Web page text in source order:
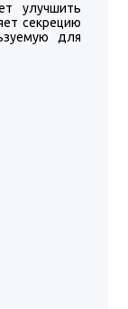
улучшить
секрецию
для